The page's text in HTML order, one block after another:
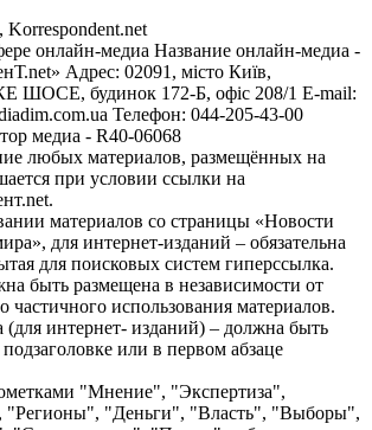
онлайн-медиа Название онлайн-медиа -
Адрес: 02091, місто Київ,
ШОСЕ, будинок 172-Б, офіс 208/1 E-mail:
Телефон: 044-205-43-00
медиа - R40-06068
любых материалов, размещённых на
при условии ссылки на
материалов со страницы «Новости
для интернет-изданий – обязательна
для поисковых систем гиперссылка.
быть размещена в независимости от
частичного использования материалов.
(для интернет- изданий) – должна быть
или в первом абзаце
"Мнение", "Экспертиза",
"Регионы", "Деньги", "Власть", "Выборы",